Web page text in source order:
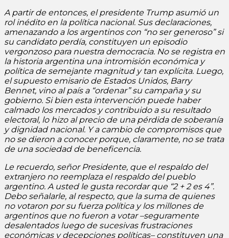
A partir de entonces, el presidente Trump asumió un
rol inédito en la política nacional. Sus declaraciones,
amenazando a los argentinos con “no ser generoso” si
su candidato perdía, constituyen un episodio
vergonzoso para nuestra democracia. No se registra en
la historia argentina una intromisión económica y
política de semejante magnitud y tan explícita. Luego,
el supuesto emisario de Estados Unidos, Barry
Bennet, vino al país a “ordenar” su campaña y su
gobierno. Si bien esta intervención puede haber
calmado los mercados y contribuido a su resultado
electoral, lo hizo al precio de una pérdida de soberanía
y dignidad nacional. Y a cambio de compromisos que
no se dieron a conocer porque, claramente, no se trata
de una sociedad de beneficencia.
Le recuerdo, señor Presidente, que el respaldo del
extranjero no reemplaza el respaldo del pueblo
argentino. A usted le gusta recordar que “2 + 2 es 4”.
Debo señalarle, al respecto, que la suma de quienes
no votaron por su fuerza política y los millones de
argentinos que no fueron a votar –seguramente
desalentados luego de sucesivas frustraciones
económicas y decepciones políticas– constituyen una